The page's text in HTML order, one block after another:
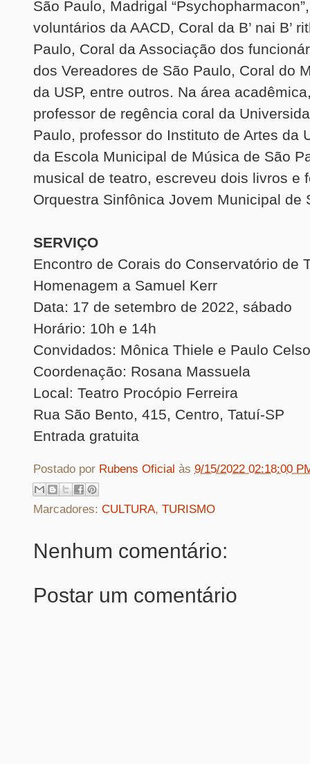
São Paulo, Madrigal
voluntários da AACD, Coral da B’ nai B’
Paulo, Coral da Associação dos
dos Vereadores de São Paulo, Coral do
da USP, entre outros. Na área
professor de regência coral da
Paulo, professor do Instituto de Artes da
da Escola Municipal de Música de São
musical de teatro, escreveu dois livros e
Orquestra Sinfônica Jovem Municipal de
SERVIÇO
Encontro de Corais do Conservatório de
Homenagem a Samuel Kerr
Data: 17 de setembro de 2022, sábado
Horário: 10h e 14h
Convidados: Mônica Thiele e Paulo
Coordenação: Rosana Massuela
Local: Teatro Procópio Ferreira
Rua São Bento, 415, Centro, Tatuí-SP
Entrada gratuita
Postado por Rubens Oficial às 9/15/2022 02:18:00
Marcadores: CULTURA, TURISMO
Nenhum comentário:
Postar um comentário